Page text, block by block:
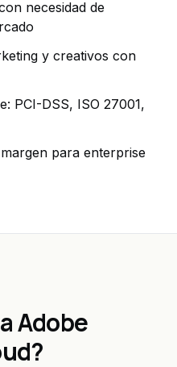
necesidad de
y creativos con
PCI-DSS, ISO 27001,
para enterprise
Adobe